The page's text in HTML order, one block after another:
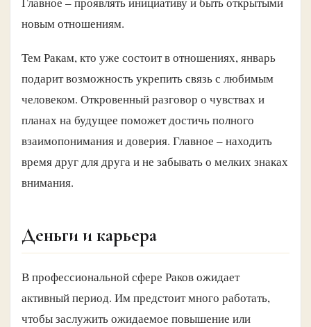
новым отношениям.
Тем Ракам, кто уже состоит в отношениях, январь
подарит возможность укрепить связь с любимым
человеком. Откровенный разговор о чувствах и
планах на будущее поможет достичь полного
взаимопонимания и доверия. Главное – находить
время друг для друга и не забывать о мелких знаках
внимания.
Деньги и карьера
В профессиональной сфере Раков ожидает
активный период. Им предстоит много работать,
чтобы заслужить ожидаемое повышение или